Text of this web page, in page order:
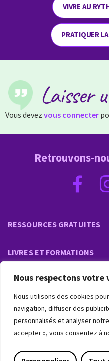
Nous respectons votre
Nous utilisons des cookies
navigation, diffuser des
personnalisés et analyser
accepter », vous consentez à
VIVRE AU
PRATIQUER
Laisser
Vous devez vous connecter
RESSOURCES GRATUITES
LIVRES ET FORMATIONS
PRESTATIONS ET
VIVRE INTUITIF
Retrouvons-
VIVRE